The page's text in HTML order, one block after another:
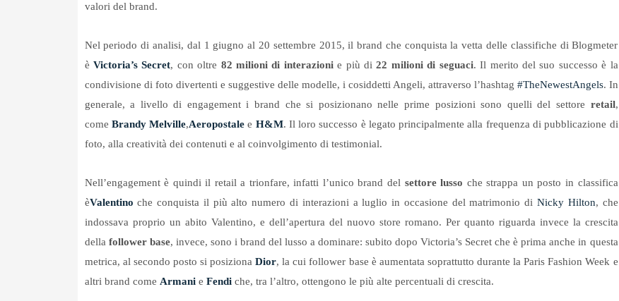
valori del brand.
Nel periodo di analisi, dal 1 giugno al 20 settembre 2015, il brand che conquista la vetta delle classifiche di Blogmeter
è Victoria’s Secret, con oltre 82 milioni di interazionie più di 22 milioni di seguaci. Il merito del suo successo è la
condivisione di foto divertenti e suggestive delle modelle, i cosiddetti Angeli, attraverso l’hashtag #TheNewestAngels. In
generale, a livello di engagement i brand che si posizionano nelle prime posizioni sono quelli del settore retail,
come Brandy Melville,Aeropostalee H&M. Il loro successo è legato principalmente alla frequenza di pubblicazione di
foto, alla creatività dei contenuti e al coinvolgimento di testimonial.
Nell’engagement è quindi il retail a trionfare, infatti l’unico brand del settore lusso che strappa un posto in classifica
èValentino che conquista il più alto numero di interazioni a luglio in occasione del matrimonio di Nicky Hilton, che
indossava proprio un abito Valentino, e dell’apertura del nuovo store romano. Per quanto riguarda invece la crescita
della follower base, invece, sono i brand del lusso a dominare: subito dopo Victoria’s Secret che è prima anche in questa
metrica, al secondo posto si posizionaDior, la cui follower base è aumentata soprattutto durante la Paris Fashion Week e
altri brand come Armani e Fendi che, tra l’altro, ottengono le più alte percentuali di crescita.